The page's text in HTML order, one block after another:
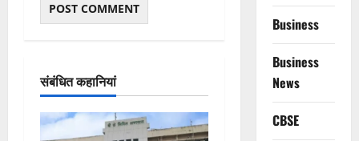
संबंधित कहानियां
Business
Business
News
CBSE